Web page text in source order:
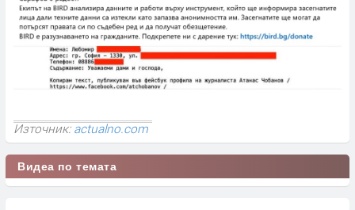
Източник: actualno.com
Видеа по темата